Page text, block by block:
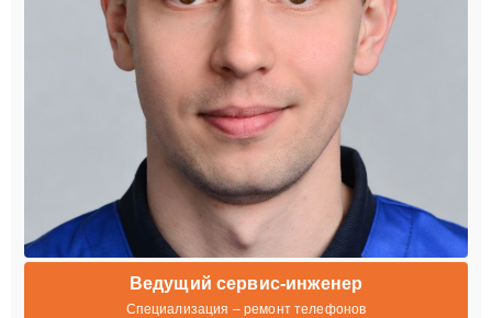
Ведущий сервис-инженер
Специализация – ремонт телефонов